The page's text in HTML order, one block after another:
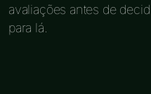
avaliações antes de
para lá.